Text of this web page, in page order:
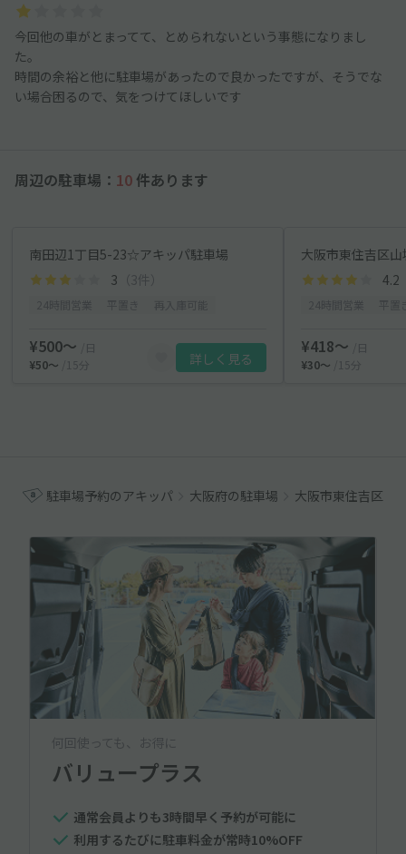
今回他の車がとまってて、とめられないという事態になりまし
た。
時間の余裕と他に駐車場があったので良かったですが、そうでな
い場合困るので、気をつけてほしいです
周辺の駐車場： 10 件あります
南田辺1丁目5-23☆アキッパ駐車場
3 （3件）
¥500〜
/日
¥50〜
/15分 詳しく見る
4.2
¥418〜
/日
¥30〜
/15分
駐車場予約のアキッパ 大阪府の駐車場 大阪市東住吉区の
何回使っても、お得に
バリュープラス
通常会員よりも3時間早く予約が可能に
利用するたびに駐車料金が常時10%OFF